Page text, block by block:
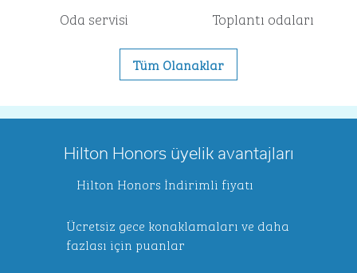
Oda servisi Toplantı odaları
Tüm Olanaklar
Hilton Honors üyelik avantajları
Hilton Honors İndirimli fiyatı
Ücretsiz gece konaklamaları ve daha
fazlası için puanlar